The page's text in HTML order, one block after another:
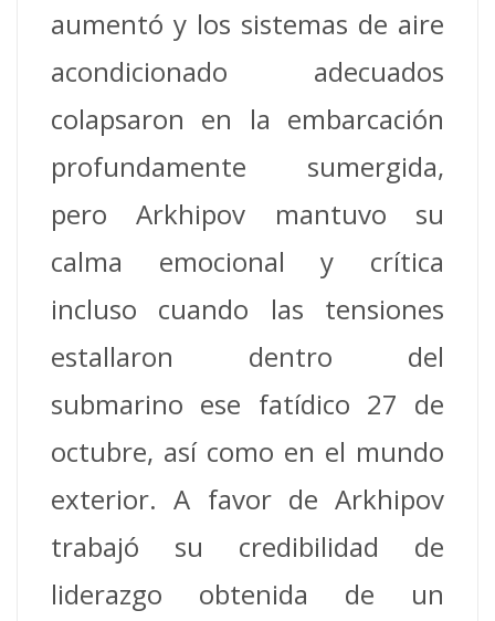
aumentó y los sistemas de aire
acondicionado adecuados
colapsaron en la embarcación
profundamente sumergida,
pero Arkhipov mantuvo su
calma emocional y crítica
incluso cuando las tensiones
estallaron dentro del
submarino ese fatídico 27 de
octubre, así como en el mundo
exterior. A favor de Arkhipov
trabajó su credibilidad de
liderazgo obtenida de un